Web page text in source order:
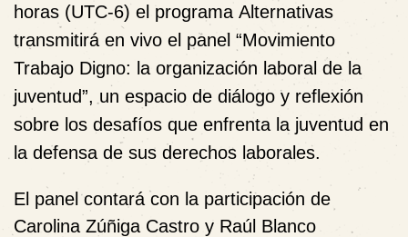
horas (UTC-6) el programa Alternativas
transmitirá en vivo el panel “Movimiento
Trabajo Digno: la organización laboral de la
juventud”, un espacio de diálogo y reflexión
sobre los desafíos que enfrenta la juventud en
la defensa de sus derechos laborales.
El panel contará con la participación de
Carolina Zúñiga Castro y Raúl Blanco